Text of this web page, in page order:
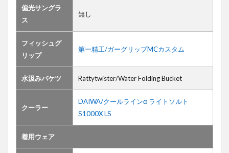
偏光サングラ
ス
無し
フィッシュグ
リップ
第一精工/ガーグリップMCカスタム
水汲みバケツ Rattytwister/Water Folding Bucket
クーラー
DAIWA/クールラインα ライトソルト
S1000X LS
着用ウェア